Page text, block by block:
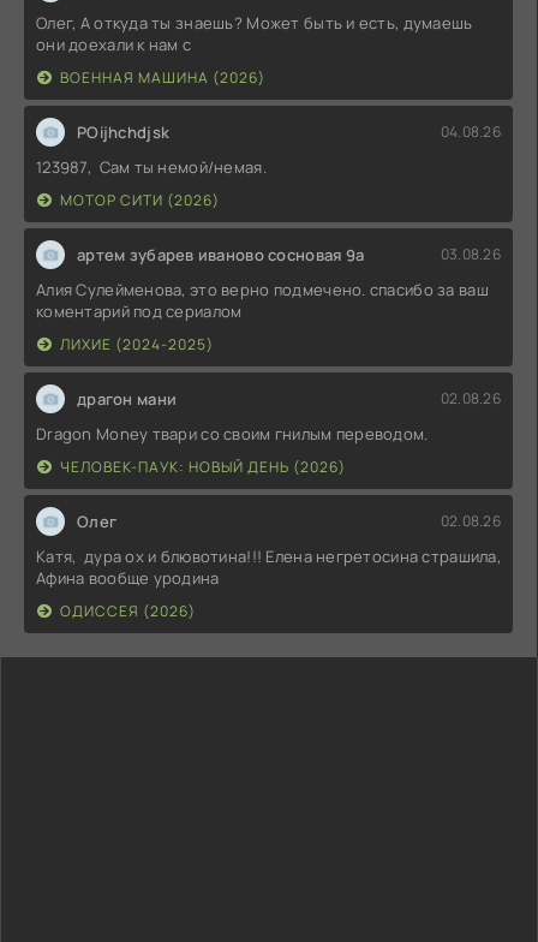
Олег, А откуда ты знаешь? Может быть и есть, думаешь
они доехали к нам с
ВОЕННАЯ МАШИНА (2026)
POijhchdjsk 04.08.26
123987, Сам ты немой/немая.
МОТОР СИТИ (2026)
артем зубарев иваново сосновая 9а 03.08.26
Алия Сулейменова, это верно подмечено. спасибо за ваш
коментарий под сериалом
ЛИХИЕ (2024-2025)
драгон мани 02.08.26
Dragon Money твари со своим гнилым переводом.
ЧЕЛОВЕК-ПАУК: НОВЫЙ ДЕНЬ (2026)
Олег 02.08.26
Катя, дура ох и блювотина!!! Елена негретосина страшила,
Афина вообще уродина
ОДИССЕЯ (2026)